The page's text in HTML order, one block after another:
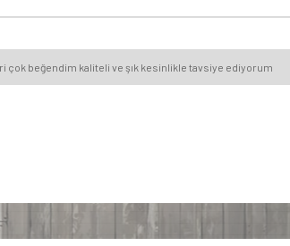
çok beğendim kaliteli ve şık kesinlikle tavsiye ediyorum